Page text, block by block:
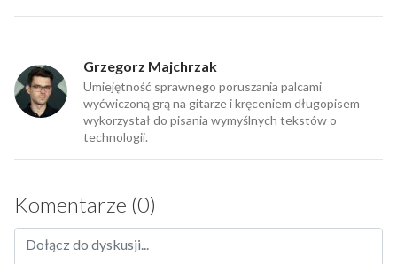
Grzegorz Majchrzak
Umiejętność sprawnego poruszania palcami
wyćwiczoną grą na gitarze i kręceniem długopisem
wykorzystał do pisania wymyślnych tekstów o
technologii.
Komentarze (0)